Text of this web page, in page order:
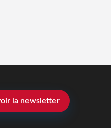
la newsletter